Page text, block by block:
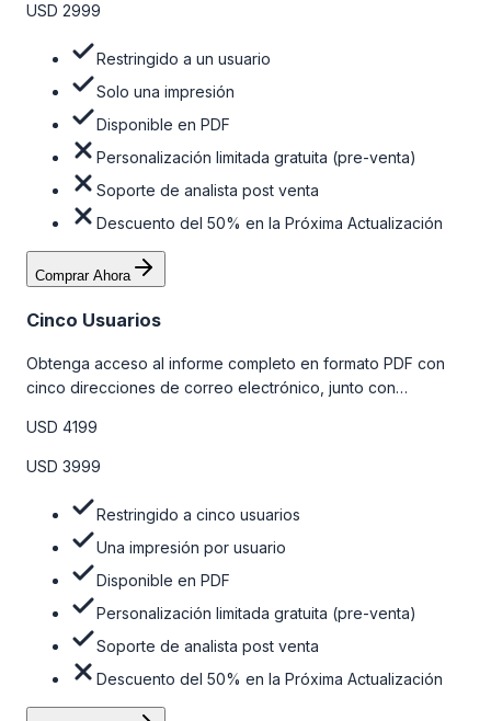
USD 2999
Restringido a un usuario
Solo una impresión
Disponible en PDF
Personalización limitada gratuita (pre-venta)
Soporte de analista post venta
Descuento del 50% en la Próxima Actualización
Comprar Ahora
Cinco Usuarios
Obtenga acceso al informe completo en formato PDF con
cinco direcciones de correo electrónico, junto con
venta y el soporte post-venta de nuestros analistas. Para
obtener más información, consulte la tabla de precios a
USD 4199
USD 3999
Restringido a cinco usuarios
Una impresión por usuario
Disponible en PDF
Personalización limitada gratuita (pre-venta)
Soporte de analista post venta
Descuento del 50% en la Próxima Actualización